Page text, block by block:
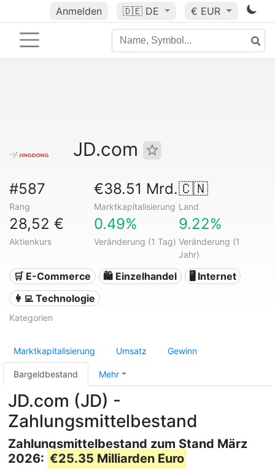
Anmelden 🇩🇪 DE € EUR
JD.com
#587
Rang
€38.51 Mrd.
Marktkapitalisierung
🇨🇳
Land
28,52 €
Aktienkurs
0.49%
Veränderung (1 Tag)
9.22%
Veränderung (1
Jahr)
🛒 E-Commerce 🛍️ Einzelhandel
🖥️ Internet
👩‍💻 Technologie
Kategorien
Marktkapitalisierung Umsatz Gewinn
Bargeldbestand Mehr
JD.com (JD) -
Zahlungsmittelbestand
Zahlungsmittelbestand zum Stand März
2026: €25.35 Milliarden Euro